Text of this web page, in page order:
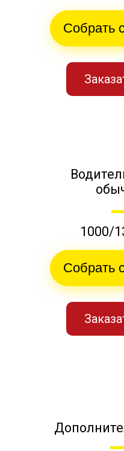
Собрать
1000/
Собрать